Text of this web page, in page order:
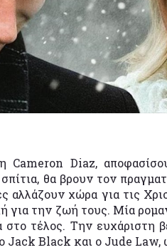
Diaz,
θα βρουν τον
χώρα για τις
για την ζωή τους. Μία
τέλος. Την ευχάριστη
Jack Black και ο Jude Law,